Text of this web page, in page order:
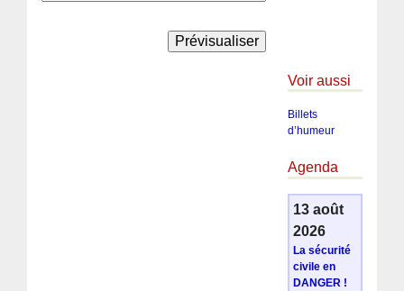
Voir aussi
Billets
d’humeur
Agenda
13 août
2026
La sécurité
civile en
DANGER !